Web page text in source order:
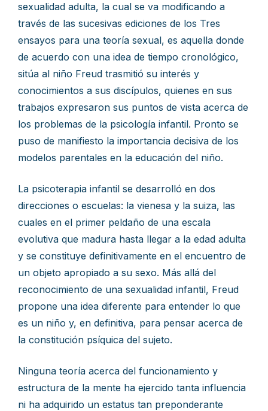
sexualidad adulta, la cual se va modificando a
través de las sucesivas ediciones de los Tres
ensayos para una teoría sexual, es aquella donde
de acuerdo con una idea de tiempo cronológico,
sitúa al niño Freud trasmitió su interés y
conocimientos a sus discípulos, quienes en sus
trabajos expresaron sus puntos de vista acerca de
los problemas de la psicología infantil. Pronto se
puso de manifiesto la importancia decisiva de los
modelos parentales en la educación del niño.
La psicoterapia infantil se desarrolló en dos
direcciones o escuelas: la vienesa y la suiza, las
cuales en el primer peldaño de una escala
evolutiva que madura hasta llegar a la edad adulta
y se constituye definitivamente en el encuentro de
un objeto apropiado a su sexo. Más allá del
reconocimiento de una sexualidad infantil, Freud
propone una idea diferente para entender lo que
es un niño y, en definitiva, para pensar acerca de
la constitución psíquica del sujeto.
Ninguna teoría acerca del funcionamiento y
estructura de la mente ha ejercido tanta influencia
ni ha adquirido un estatus tan preponderante